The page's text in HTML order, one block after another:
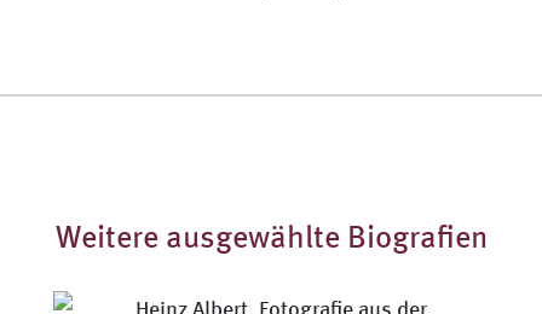
Weitere ausgewählte Biografien